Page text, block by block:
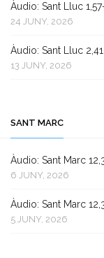
Àudio: Sant Lluc
24 JUNY, 2026
Àudio: Sant Lluc
13 JUNY, 2026
SANT MARC
Àudio: Sant Marc
6 JUNY, 2026
Àudio: Sant Marc
5 JUNY, 2026